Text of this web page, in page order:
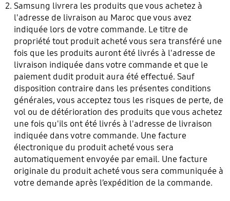
Samsung livrera les produits que vous achetez à
l'adresse de livraison au Maroc que vous avez
indiquée lors de votre commande. Le titre de
propriété tout produit acheté vous sera transféré une
fois que les produits auront été livrés à l'adresse de
livraison indiquée dans votre commande et que le
paiement dudit produit aura été effectué. Sauf
disposition contraire dans les présentes conditions
générales, vous acceptez tous les risques de perte, de
vol ou de détérioration des produits que vous achetez
une fois qu'ils ont été livrés à l'adresse de livraison
indiquée dans votre commande. Une facture
électronique du produit acheté vous sera
automatiquement envoyée par email. Une facture
originale du produit acheté vous sera communiquée à
votre demande après l’expédition de la commande.